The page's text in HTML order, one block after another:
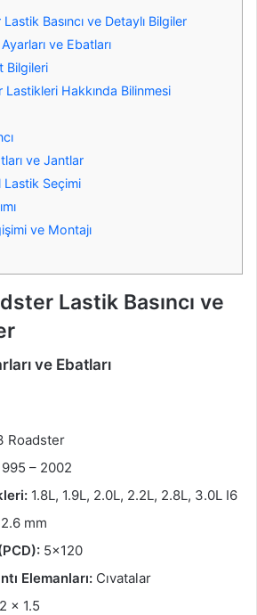
Basıncı ve Detaylı Bilgiler
ve Ebatları
Bilgileri
Hakkında Bilinmesi
ve Jantlar
Lastik Seçimi
ve Montajı
Lastik Basıncı ve
ve Ebatları
Roadster
– 2002
1.8L, 1.9L, 2.0L, 2.2L, 2.8L, 3.0L I6
mm
5×120
Elemanları: Cıvatalar
x 1.5